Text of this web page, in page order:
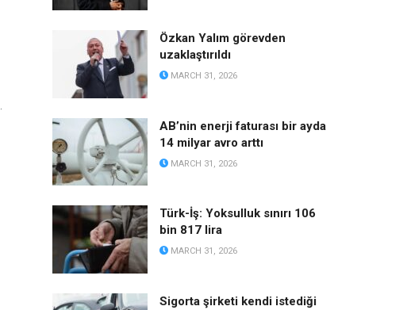
Özkan Yalım görevden
uzaklaştırıldı
MARCH 31, 2026
AB’nin enerji faturası bir ayda
14 milyar avro arttı
MARCH 31, 2026
Türk-İş: Yoksulluk sınırı 106
bin 817 lira
MARCH 31, 2026
Sigorta şirketi kendi istediği